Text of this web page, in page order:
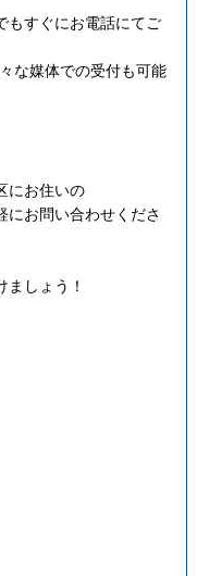
もすぐにお電話にてご
な媒体での受付も可能
にお住いの
にお問い合わせくださ
しょう！